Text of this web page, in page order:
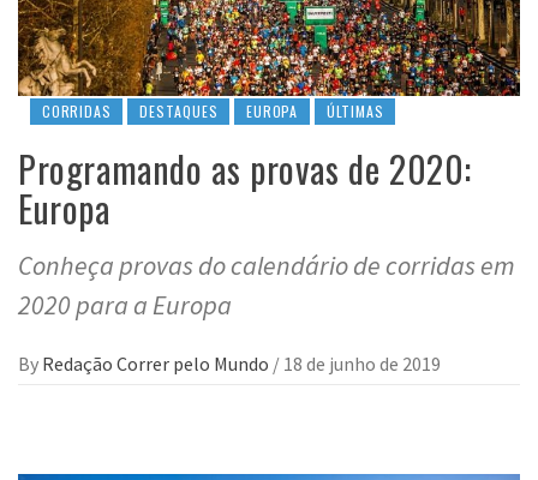
CORRIDAS DESTAQUES EUROPA ÚLTIMAS
Programando as provas de 2020:
Europa
Conheça provas do calendário de corridas em
2020 para a Europa
By Redação Correr pelo Mundo / 18 de junho de 2019